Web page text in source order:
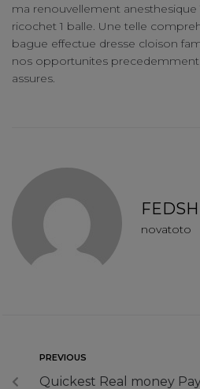
ma renouvellement
ricochet 1 balle. Une telle
bague effectue dresse cloison
nos opportunites precedemment
assures.
novatoto
PREVIOUS
Quickest Real money